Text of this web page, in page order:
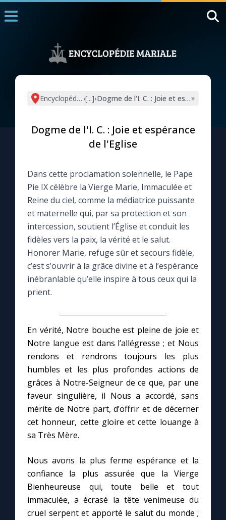
L'actualité de la semaine
La newsletter
La vidéo de la semaine
Le compte Tiktok
Le magazine
Questions-réponses
Prier au quotidien
Avec Thérèse de Lisieux
L'Évangile chaque jour
Marie qui défait les nœuds
Me consacrer à Jésus par Marie
Encyclopédie mariale
›[...]›Dogme de l'I. C. : Joie et espérance de
▾
Dogme de l'I. C. : Joie et espérance
de l'Eglise
Dans cette proclamation solennelle, le Pape
Pie IX célèbre la Vierge Marie, Immaculée et
Reine du ciel, comme la médiatrice puissante
et maternelle qui, par sa protection et son
intercession, soutient l’Église et conduit les
fidèles vers la paix, la vérité et le salut.
Honorer Marie, refuge sûr et secours fidèle,
c’est s’ouvrir à la grâce divine et à l’espérance
inébranlable qu’elle inspire à tous ceux qui la
prient.
En vérité, Notre bouche est pleine de joie et
Notre langue est dans l’allégresse ; et Nous
rendons et rendrons toujours les plus
humbles et les plus profondes actions de
grâces à Notre-Seigneur de ce que, par une
faveur singulière, il Nous a accordé, sans
mérite de Notre part, d’offrir et de décerner
cet honneur, cette gloire et cette louange à
sa Très Mère.
Nous avons la plus ferme espérance et la
confiance la plus assurée que la Vierge
Bienheureuse qui, toute belle et tout
immaculée, a écrasé la tête venimeuse du
cruel serpent et apporté le salut du monde ;